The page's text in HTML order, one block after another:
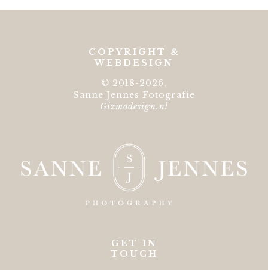
COPYRIGHT &
WEBDESIGN
© 2018-2026,
Sanne Jennes Fotografie
Gizmodesign.nl
GET IN
TOUCH